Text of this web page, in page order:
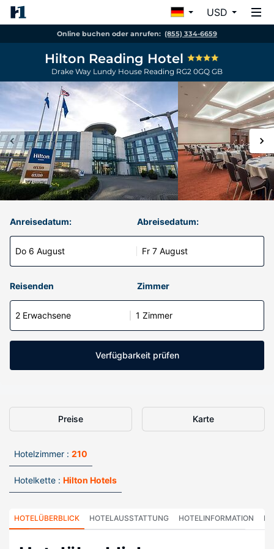
USD
Online buchen oder anrufen: (855) 334-6659
Hilton Reading Hotel
Drake Way Lundy House Reading RG2 0GQ GB
Anreisedatum:
Do 6 August
Abreisedatum:
Fr 7 August
Reisenden Zimmer
2 Erwachsene 1 Zimmer
Verfügbarkeit prüfen
Preise Karte
Hotelzimmer : 210
Hotelkette : Hilton Hotels
HOTELÜBERBLICK HOTELAUSSTATTUNG HOTELINFORMATION